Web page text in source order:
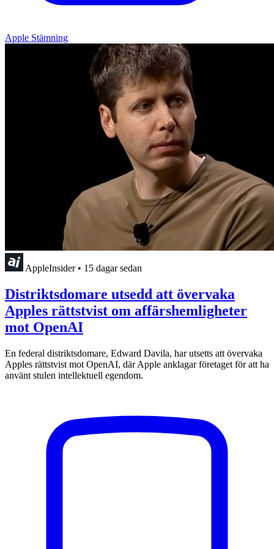
Apple Stämning
AppleInsider • 15 dagar sedan
Distriktsdomare utsedd att övervaka
Apples rättstvist om affärshemligheter
mot OpenAI
En federal distriktsdomare, Edward Davila, har utsetts att övervaka
Apples rättstvist mot OpenAI, där Apple anklagar företaget för att ha
använt stulen intellektuell egendom.